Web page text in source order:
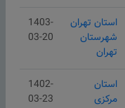
استان تهران
شهرستان
تهران
1403-
03-20
استان
مركزی
1402-
03-23